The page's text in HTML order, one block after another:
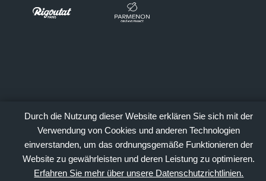
Durch die Nutzung dieser Website erklären Sie sich mit der
Verwendung von Cookies und anderen Technologien
einverstanden, um das ordnungsgemäße Funktionieren der
Website zu gewährleisten und deren Leistung zu optimieren.
Erfahren Sie mehr über unsere Datenschutzrichtlinien.